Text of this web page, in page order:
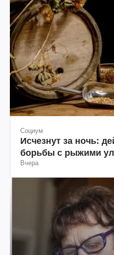
Социум
Исчезнут за ночь:
борьбы с рыжими
Вчера